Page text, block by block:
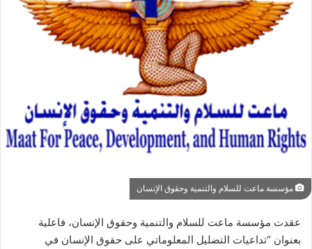
مؤسسة ماعت للسلام والتنمية وحقوق الإنسان
عقدت مؤسسة ماعت للسلام والتنمية وحقوق الإنسان، فاعلية
بعنوان “تداعيات التضليل المعلوماتي على حقوق الإنسان في